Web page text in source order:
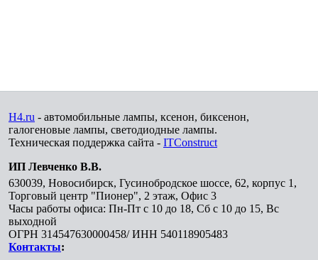
H4.ru - автомобильные лампы, ксенон, биксенон,
галогеновые лампы, светодиодные лампы.
Техническая поддержка сайта - ITConstruct
ИП Левченко В.В.
630039, Новосибирск, Гусинобродское шоссе, 62, корпус 1,
Торговый центр "Пионер", 2 этаж, Офис 3
Часы работы офиса: Пн-Пт с 10 до 18, Сб с 10 до 15, Вс
выходной
ОГРН 314547630000458/ ИНН 540118905483
Контакты: